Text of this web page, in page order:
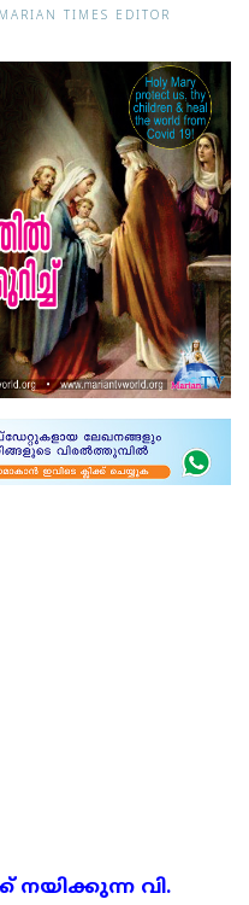
MARIAN TIMES EDITOR
വി.